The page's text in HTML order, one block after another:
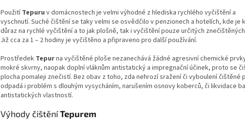
Použití Tepuru v domácnostech je velmi výhodné z hlediska rychlého vyčištění a
vyschnutí. Suché čištění se taky velmi se osvědčilo v penzionech a hotelích, kde je
důraz na rychlé vyčištění a to jak plošně, tak i vyčištění pouze určitých
Již cca za 1 – 2 hodiny je vyčištěno a připraveno pro další používání.
Prostředek Tepurna vyčištěné ploše nezanechává žádné agresivní chemické
mokré skvrny, naopak doplní vláknům antistatický a impregnační účinek, proto se
plocha pomaleji znečistí. Bez obav z toho, zda nehrozí sražení či vyboulení čištěné
odpadá i problém s dlouhým vysycháním, narušením osnovy koberců, či likvidace
antistatických vlastností.
Výhody čištěníTepurem